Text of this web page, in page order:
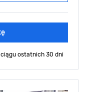
ostatnich 30 dni